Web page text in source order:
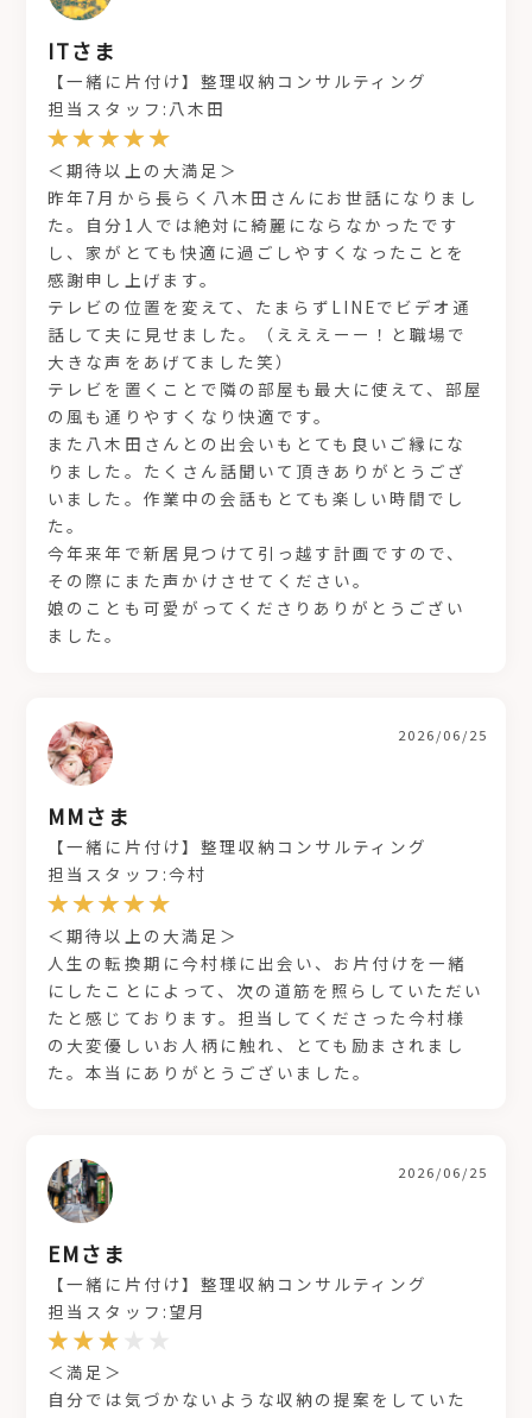
ITさま
【一緒に片付け】整理収納コンサルティング
担当スタッフ:八木田
＜期待以上の大満足＞
昨年7月から長らく八木田さんにお世話になりまし
た。自分1人では絶対に綺麗にならなかったです
し、家がとても快適に過ごしやすくなったことを
感謝申し上げます。
テレビの位置を変えて、たまらずLINEでビデオ通
話して夫に見せました。（えええーー！と職場で
大きな声をあげてました笑）
テレビを置くことで隣の部屋も最大に使えて、部屋
の風も通りやすくなり快適です。
また八木田さんとの出会いもとても良いご縁にな
りました。たくさん話聞いて頂きありがとうござ
いました。作業中の会話もとても楽しい時間でし
た。
今年来年で新居見つけて引っ越す計画ですので、
その際にまた声かけさせてください。
娘のことも可愛がってくださりありがとうござい
ました。
MMさま
2026/06/25
【一緒に片付け】整理収納コンサルティング
担当スタッフ:今村
＜期待以上の大満足＞
人生の転換期に今村様に出会い、お片付けを一緒
にしたことによって、次の道筋を照らしていただい
たと感じております。担当してくださった今村様
の大変優しいお人柄に触れ、とても励まされまし
た。本当にありがとうございました。
EMさま
2026/06/25
【一緒に片付け】整理収納コンサルティング
担当スタッフ:望月
＜満足＞
自分では気づかないような収納の提案をしていた